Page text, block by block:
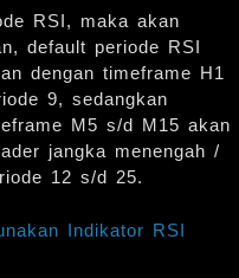
RSI, maka akan
default periode RSI
dengan timeframe H1
9, sedangkan
M5 s/d M15 akan
jangka menengah /
12 s/d 25.
Indikator RSI